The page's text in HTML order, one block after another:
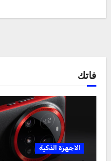
فاتك
الاجهزة الذكية